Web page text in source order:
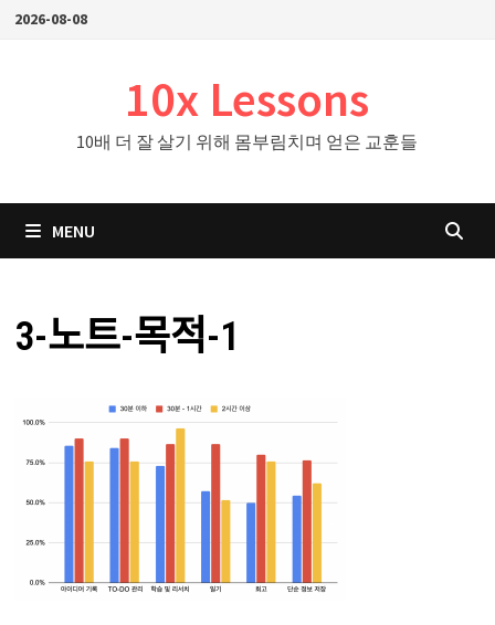
Skip2026-08-08
10x Lessons
10배 더 잘 살기 위해 몸부림치며 얻은 교훈들
MENU
3-노트-목적-1